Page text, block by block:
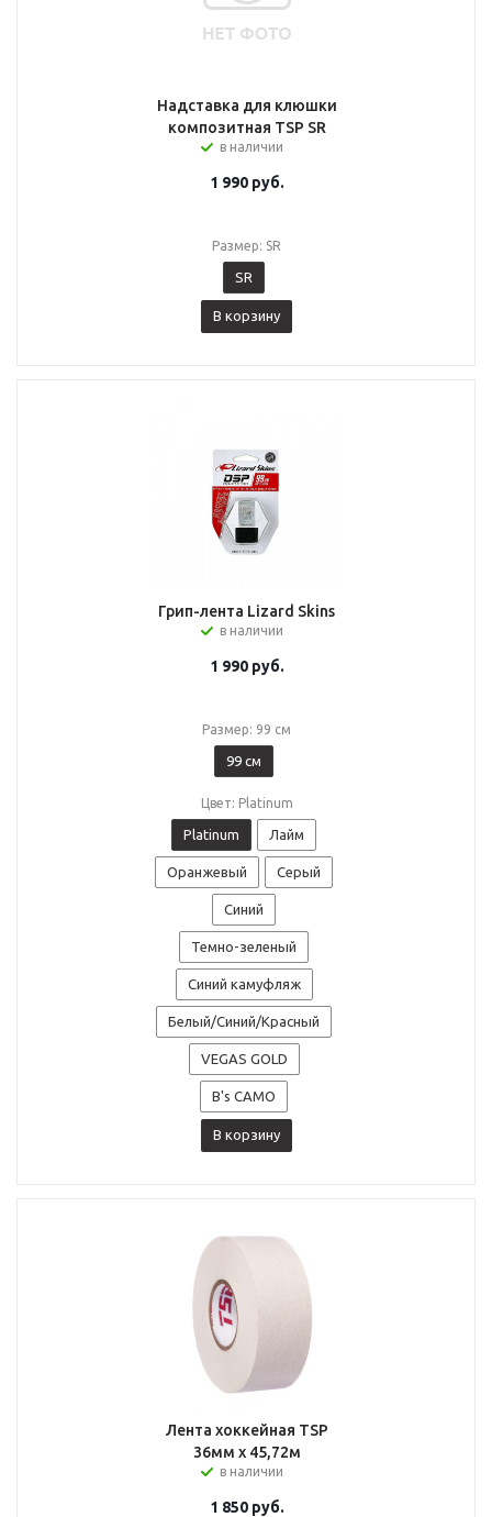
Надставка для клюшки
композитная TSP SR
в наличии
1 990руб.
Размер: SR
SR
В корзину
Грип-лента Lizard Skins
в наличии
1 990руб.
Размер: 99 см
99 см
Цвет: Platinum
Platinum Лайм
Оранжевый Серый
Синий
Темно-зеленый
Синий камуфляж
Белый/Синий/Красный
VEGAS GOLD
B's CAMO
В корзину
Лента хоккейная TSP
36мм x 45,72м
в наличии
1 850руб.